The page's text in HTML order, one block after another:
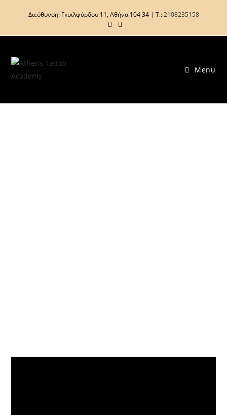
Διεύθυνση: Γκυϊλφόρδου 11, Αθήνα 104 34 | Τ.:2108235158
Menu